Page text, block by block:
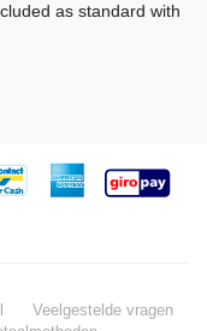
as standard with
Veelgestelde vragen